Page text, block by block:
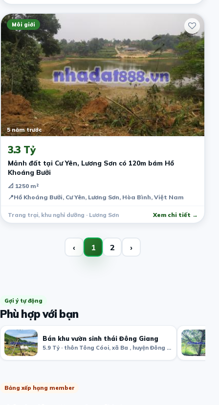
Môi giới
5 năm trước
3.3 Tỷ
Mảnh đất tại Cư Yên, Lương Sơn có 120m bám Hồ
Khoáng Bưởi
📐 1250 m²
📍Hồ Khoáng Bưởi, Cư Yên, Lương Sơn, Hòa Bình, Việt Nam
Trang trại, khu nghỉ dưỡng · Lương Sơn Xem chi tiết →
‹ 1 2 ›
Gợi ý tự động
Phù hợp với bạn
Bán khu vườn sinh thái Đông Giang
5.9 Tỷ · thôn Tông Cóoi, xã Ba , huyện Đông Giang, Quảng Nam
Bảng xếp hạng member